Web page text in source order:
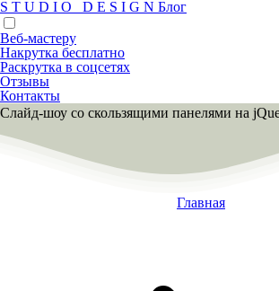
S T U D I O D E S I G N Блог
Веб-мастеру
Накрутка бесплатно
Раскрутка в соцсетях
Отзывы
Контакты
Слайд-шоу со скользящими панелями на
Главная